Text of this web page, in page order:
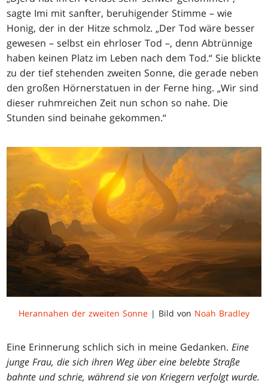
sagte Imi mit sanfter, beruhigender Stimme – wie
Honig, der in der Hitze schmolz. „Der Tod wäre besser
gewesen – selbst ein ehrloser Tod –, denn Abtrünnige
haben keinen Platz im Leben nach dem Tod.“ Sie blickte
zu der tief stehenden zweiten Sonne, die gerade neben
den großen Hörnerstatuen in der Ferne hing. „Wir sind
dieser ruhmreichen Zeit nun schon so nahe. Die
Stunden sind beinahe gekommen.“
Herannahen der zweiten Sonne | Bild von Noah Bradley
Eine Erinnerung schlich sich in meine Gedanken.Eine
junge Frau, die sich ihren Weg über eine belebte Straße
bahnte und schrie, während sie von Kriegern verfolgt wurde.